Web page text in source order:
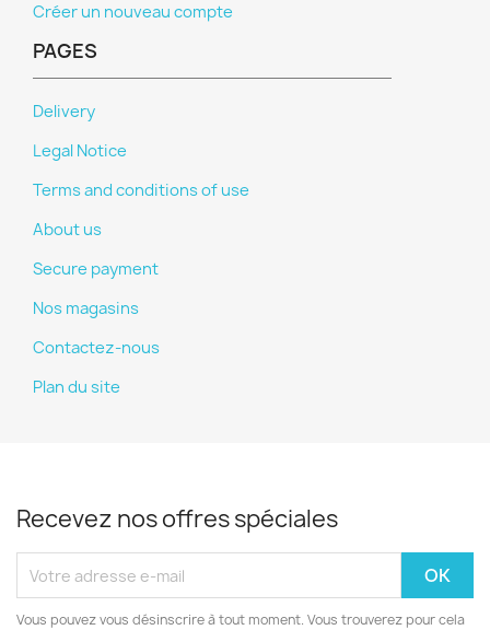
Créer un nouveau compte
PAGES
Delivery
Legal Notice
Terms and conditions of use
About us
Secure payment
Nos magasins
Contactez-nous
Plan du site
Recevez nos offres spéciales
Vous pouvez vous désinscrire à tout moment. Vous trouverez pour cela